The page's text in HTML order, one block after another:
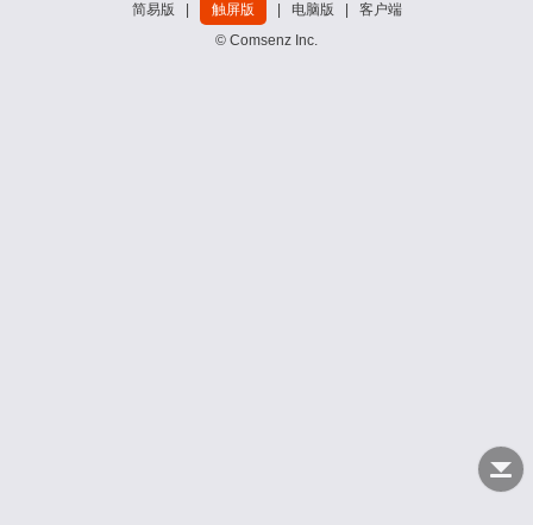
简易版 触屏版 电脑版
客户端
© Comsenz Inc.